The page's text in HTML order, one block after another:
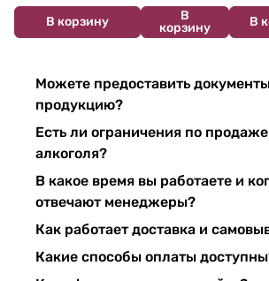
В корзину
В
корзину
В
Можете предоставить
продукцию?
Есть ли ограничения по продаже
алкоголя?
В какое время вы работаете и
отвечают менеджеры?
Как работает доставка и
Какие способы оплаты